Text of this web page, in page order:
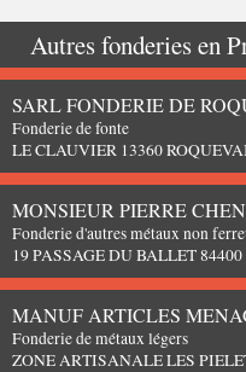
Autres fonderies en
SARL FONDERIE DE
Fonderie de fonte
LE CLAUVIER 13360
MONSIEUR PIERRE
Fonderie d'autres métaux non
19 PASSAGE DU BALLET
MANUF ARTICLES
Fonderie de métaux légers
ZONE ARTISANALE LES